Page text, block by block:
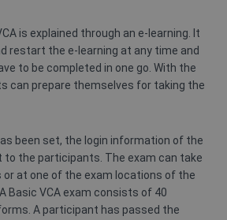
is explained through an e-learning. It
restart the e-learning at any time and
to be completed in one go. With the
can prepare themselves for taking the
been set, the login information of the
to the participants. The exam can take
or at one of the exam locations of the
Basic VCA exam consists of 40
A participant has passed the